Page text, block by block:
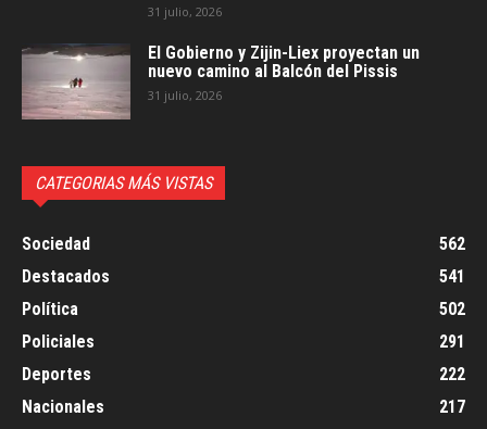
31 julio, 2026
El Gobierno y Zijin-Liex proyectan un
nuevo camino al Balcón del Pissis
31 julio, 2026
CATEGORIAS MÁS VISTAS
Sociedad
562
Destacados
541
Política
502
Policiales
291
Deportes
222
Nacionales
217